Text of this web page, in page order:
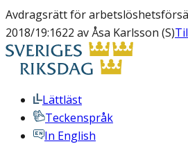
Avdragsrätt för
2018/19:1622 av Åsa Karlsson (S)
Lättläst
Teckenspråk
In English